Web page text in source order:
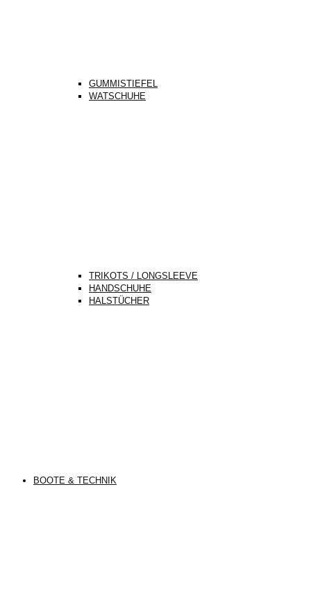
GUMMISTIEFEL
WATSCHUHE
TRIKOTS / LONGSLEEVE
HANDSCHUHE
HALSTÜCHER
BOOTE & TECHNIK